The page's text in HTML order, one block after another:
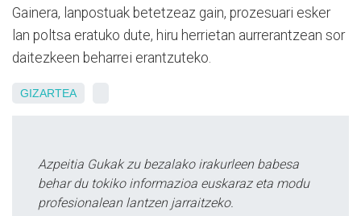
Gainera, lanpostuak betetzeaz gain, prozesuari esker
lan poltsa eratuko dute, hiru herrietan aurrerantzean sor
daitezkeen beharrei erantzuteko.
GIZARTEA
Azpeitia Gukak zu bezalako irakurleen babesa
behar du tokiko informazioa euskaraz eta modu
profesionalean lantzen jarraitzeko.